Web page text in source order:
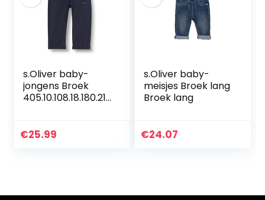
s.Oliver baby-
jongens Broek
405.10.108.18.180.210
€25.99
s.Oliver baby-
meisjes Broek lang
Broek lang
€24.07